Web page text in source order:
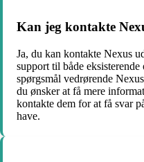
Kan jeg kontakte
Ja, du kan kontakte Nexus
support til både
spørgsmål vedrørende
du ønsker at få mere
kontakte dem for at få svar
have.